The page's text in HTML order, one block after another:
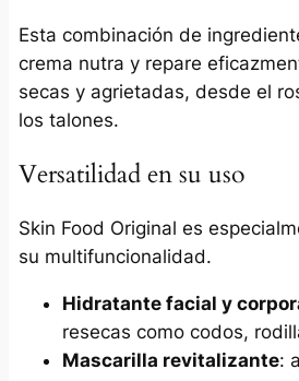
Esta combinación de
crema nutra y repare
secas y agrietadas, desde el
los talones.
Versatilidad en su uso
Skin Food Original es
su multifuncionalidad.
Hidratante facial y
resecas como codos,
Mascarilla revitalizante: